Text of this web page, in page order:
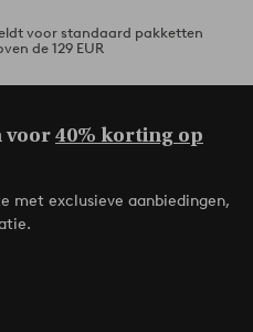
voor standaard pakketten
de 129 EUR
voor40% korting op
met exclusieve aanbiedingen,